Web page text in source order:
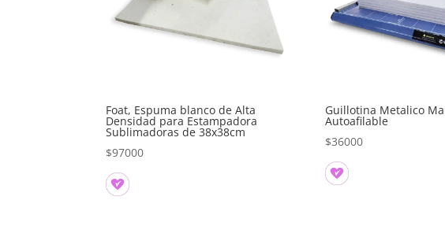
Foat, Espuma blanco de Alta
Densidad para Estampadora
Sublimadoras de 38x38cm
$97000
Guillotina Metalico
Autoafilable
$36000